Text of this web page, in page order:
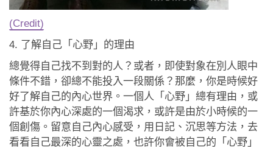
(Credit)
4. 了解自己「心野」的理由
總覺得自己找不到對的人？或者，即使對象在別人眼中
條件不錯，卻總不能投入一段關係？那麼，你是時候好
好了解自己的內心世界。一個人「心野」總有理由，或
許基於你內心深處的一個渴求，或許是由於小時候的一
個創傷。留意自己內心感受，用日記、沉思等方法，去
看看自己最深的心靈之處，也許你會被自己的「心野」